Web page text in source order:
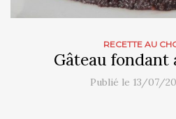
RECETTE AU
Gâteau fondant
Publié le 13/07/